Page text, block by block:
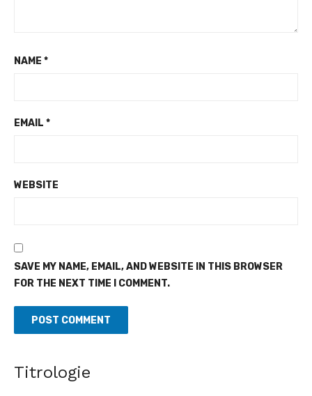
NAME *
EMAIL *
WEBSITE
SAVE MY NAME, EMAIL, AND WEBSITE IN THIS BROWSER
FOR THE NEXT TIME I COMMENT.
Titrologie
Élection à la FIF - Souleymane Cissé, inflexible face aux
menaces
la Fédération ivoirienne de football (Fif), prévue le 22
septembre prochain, ...